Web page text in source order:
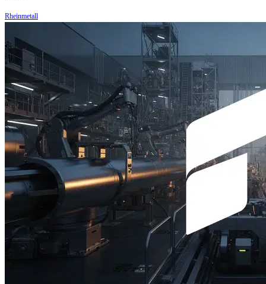
Rheinmetall